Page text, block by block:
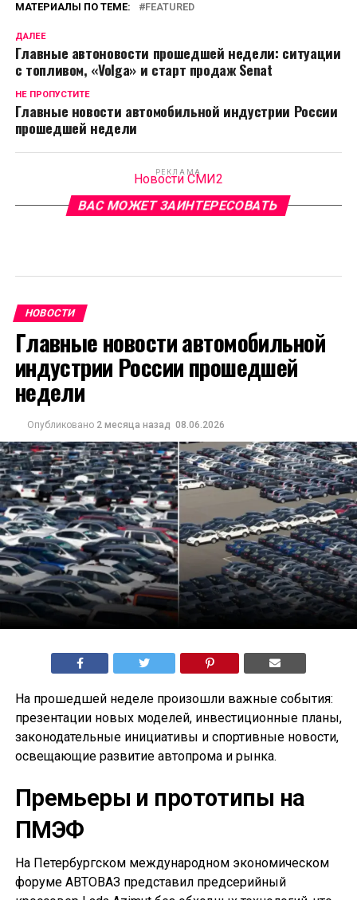
МАТЕРИАЛЫ ПО ТЕМЕ: FEATURED
ДАЛЕЕ
Главные автоновости прошедшей недели: ситуации
с топливом, «Volga» и старт продаж Senat
НЕ ПРОПУСТИТЕ
Главные новости автомобильной индустрии России
прошедшей недели
РЕКЛАМА
Новости СМИ2
ВАС МОЖЕТ ЗАИНТЕРЕСОВАТЬ
НОВОСТИ
Главные новости автомобильной
индустрии России прошедшей
недели
Опубликовано 2 месяца назад 08.06.2026
На прошедшей неделе произошли важные события:
презентации новых моделей, инвестиционные планы,
законодательные инициативы и спортивные новости,
освещающие развитие автопрома и рынка.
Премьеры и прототипы на
ПМЭФ
На Петербургском международном экономическом
форуме АВТОВАЗ представил предсерийный